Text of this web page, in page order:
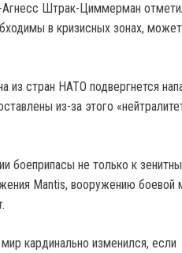
Агнесс Штрак-Циммерман
в кризисных зонах,
из стран НАТО подвергнется
из-за этого
боеприпасы не только к
Mantis, вооружению боевой
кардинально изменился, если